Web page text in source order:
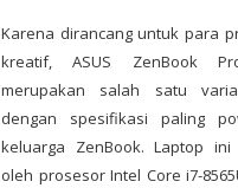
Karena dirancang untuk para
kreatif, ASUS ZenBook
merupakan salah satu
dengan spesifikasi paling
keluarga ZenBook. Laptop ini
oleh prosesor Intel Core i7-